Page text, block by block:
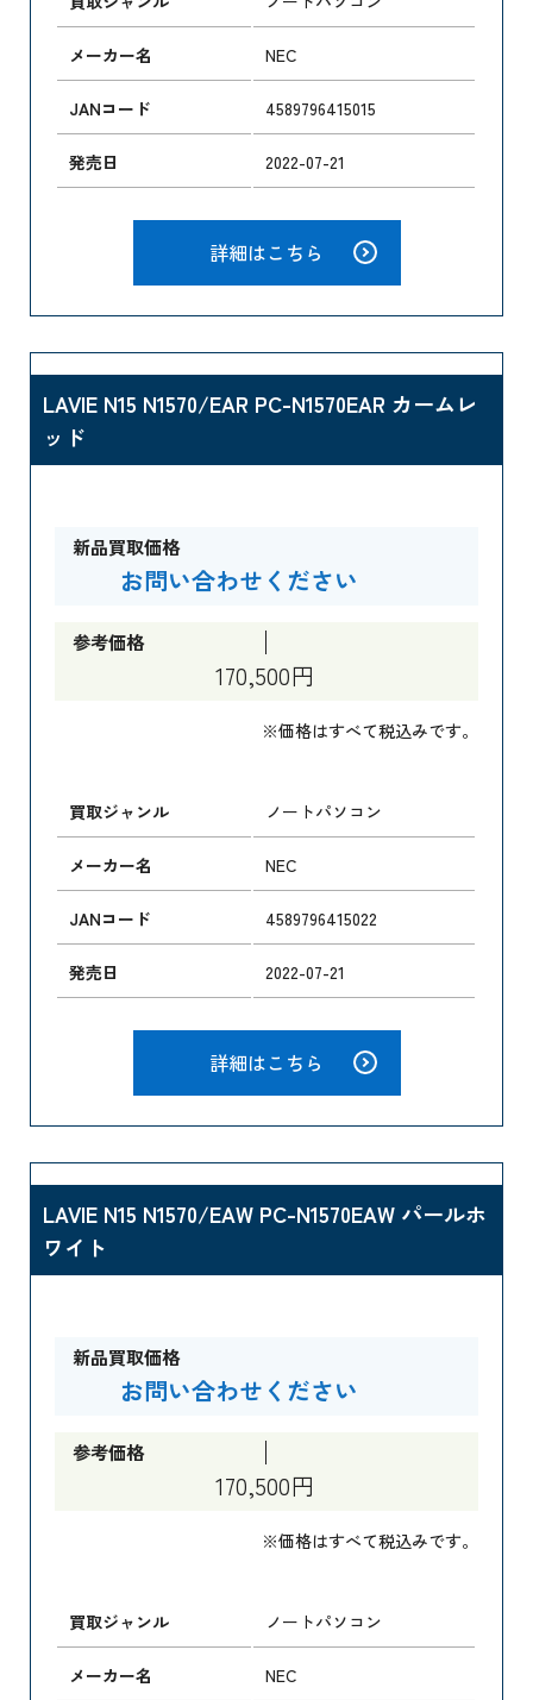
メーカー名 NEC
JANコード 4589796415015
発売日 2022-07-21
詳細はこちら
LAVIE N15 N1570/EAR PC-N1570EAR カームレ
ッド
新品買取価格
お問い合わせください
参考価格
170,500円
※価格はすべて税込みです。
買取ジャンル ノートパソコン
メーカー名 NEC
JANコード 4589796415022
発売日 2022-07-21
詳細はこちら
LAVIE N15 N1570/EAW PC-N1570EAW パールホ
ワイト
新品買取価格
お問い合わせください
参考価格
170,500円
※価格はすべて税込みです。
買取ジャンル ノートパソコン
メーカー名 NEC